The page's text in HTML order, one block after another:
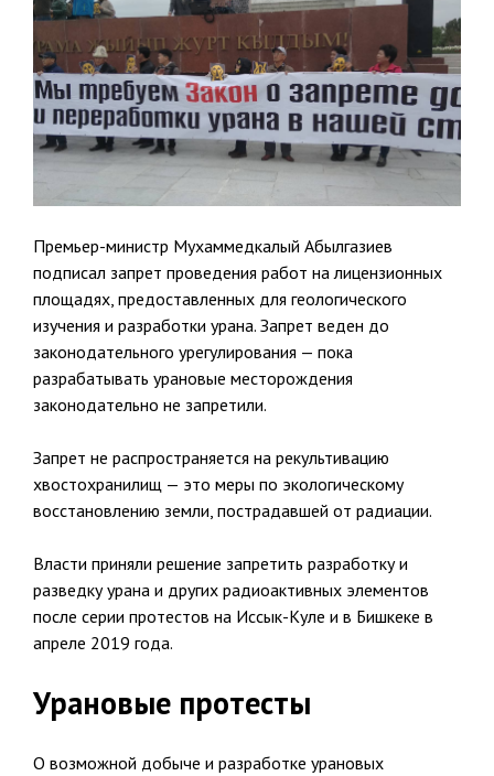
Премьер-министр Мухаммедкалый Абылгазиев
подписал запрет проведения работ на лицензионных
площадях, предоставленных для геологического
изучения и разработки урана. Запрет веден до
законодательного урегулирования — пока
разрабатывать урановые месторождения
законодательно не запретили.
Запрет не распространяется на рекультивацию
хвостохранилищ — это меры по экологическому
восстановлению земли, пострадавшей от радиации.
Власти приняли решение запретить разработку и
разведку урана и других радиоактивных элементов
после серии протестов на Иссык-Куле и в Бишкеке в
апреле 2019 года.
Урановые протесты
О возможной добыче и разработке урановых